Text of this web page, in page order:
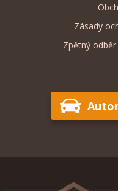
Zásady
Zpětný